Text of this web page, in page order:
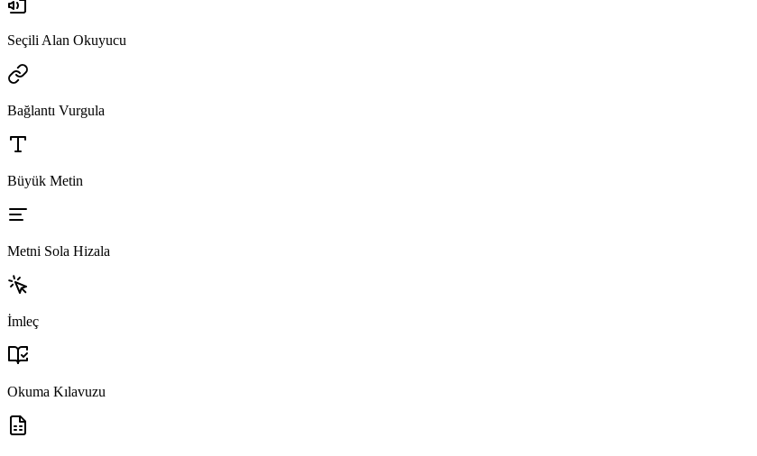
Seçili Alan Okuyucu
Bağlantı Vurgula
Büyük Metin
Metni Sola Hizala
İmleç
Okuma Kılavuzu